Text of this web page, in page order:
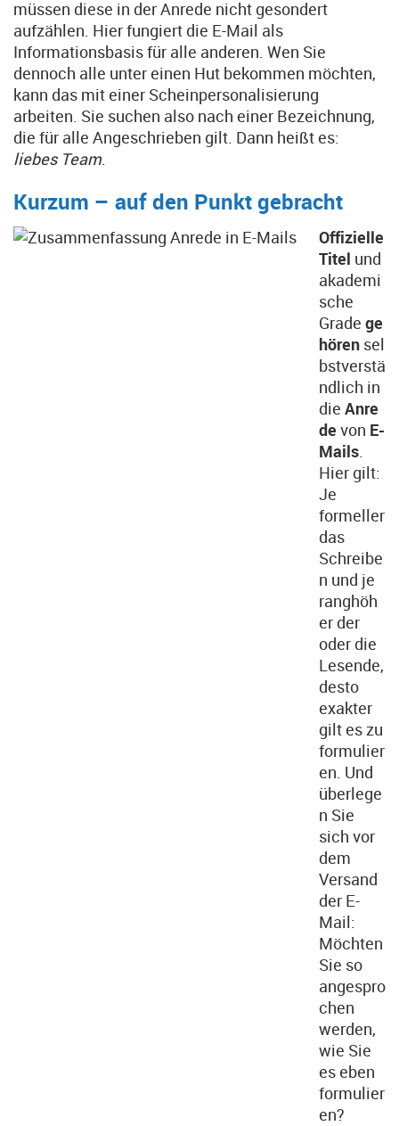
müssen diese in der Anrede nicht gesondert
aufzählen. Hier fungiert die E-Mail als
Informationsbasis für alle anderen. Wen Sie
dennoch alle unter einen Hut bekommen möchten,
kann das mit einer Scheinpersonalisierung
arbeiten. Sie suchen also nach einer Bezeichnung,
die für alle Angeschrieben gilt. Dann heißt es:
liebes Team.
Kurzum – auf den Punkt gebracht
Offizielle
Titel und
akademi
sche
Grade ge
hören sel
bstverstä
ndlich in
die Anre
de von E-
Mails.
Hier gilt:
Je
formeller
das
Schreibe
n und je
ranghöh
er der
oder die
Lesende,
desto
exakter
gilt es zu
formulier
en. Und
überlege
n Sie
sich vor
dem
Versand
der E-
Mail:
Möchten
Sie so
angespro
chen
werden,
wie Sie
es eben
formulier
en?